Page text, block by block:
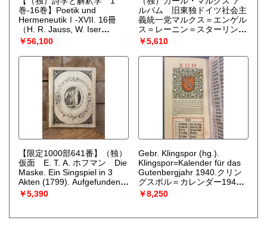
巻-16巻】Poetik und
HermeneutikⅠ-XVII. 16冊
（H. R. Jauss, W. Iser
(hg.)）
￥56,100
ルバム 旧東独ドイツ社会主
義統一党マルクス＝エンゲル
ス＝レーニン＝スターリン研
究所編 Karl Marx Album.
Hg. vom
beim Zentralkomittee der
（Marx-Engels-Lenin-
Stalin-Institut (hg.)）
￥5,610
【限定1000部641番】（独）
仮面 E. T. A. ホフマン Die
Maske. Ein Singspiel in 3
Akten (1799). Aufgefunden
und zum ersten Male
veroffentlicht von Friedrich
Hoffmann）
￥5,390
Gebr. Klingspor (hg.).
Klingspor=Kalender für das
Gutenbergjahr 1940.クリン
グスポル＝カレンダー1940
年版 （Gebr. Klingspor）
￥8,250